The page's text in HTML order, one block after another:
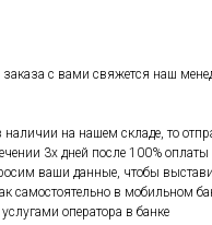
с вами свяжется наш
наличии на нашем складе, то
3х дней после 100%
ваши данные, чтобы
самостоятельно в мобильном
оператора в банке